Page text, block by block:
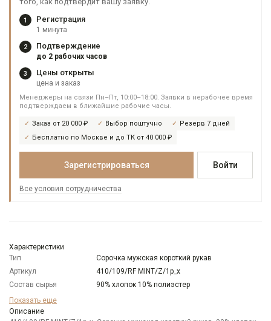
1 Регистрация
1 минута
2 Подтверждение
до 2 рабочих часов
3 Цены открыты
цена и заказ
Менеджеры на связи Пн–Пт, 10:00–18:00. Заявки в нерабочее время
подтверждаем в ближайшие рабочие часы.
Заказ от 20 000 ₽ Выбор поштучно
Резерв 7 дней
Бесплатно по Москве и до ТК от 40 000 ₽
Зарегистрироваться Войти
Все условия сотрудничества
Характеристики
Тип
Сорочка мужская короткий рукав
Артикул
410/109/RF MINT/Z/1p_x
Состав сырья
90% хлопок 10% полиэстер
Бренд
Модель
Показать еще
Описание